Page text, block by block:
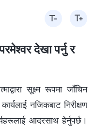
देखा पर्नु र
सूक्ष्म रूपमा जाँचिन
नजिकबाट निरीक्षण
आदरसाथ हेर्नुपर्छ।